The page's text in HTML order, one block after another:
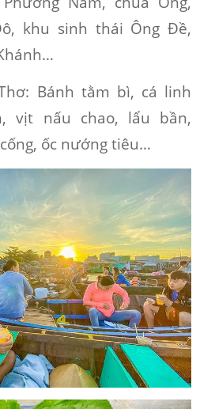
khu sinh thái Ông Đề,
: Bánh tằm bì, cá linh
vịt nấu chao, lẩu bần,
ốc nướng tiêu…